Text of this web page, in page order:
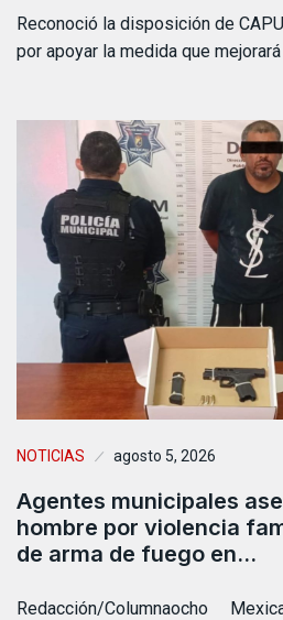
Reconoció la disposición de
por apoyar la medida que
NOTICIAS agosto 5, 2026
Agentes municipales
hombre por violencia
de arma de fuego en…
Redacción/Columnaocho